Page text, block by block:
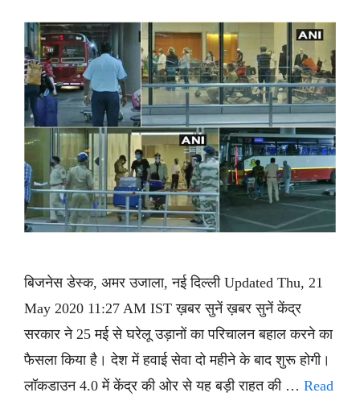
बिजनेस डेस्क, अमर उजाला, नई दिल्ली Updated Thu, 21
May 2020 11:27 AM IST ख़बर सुनें ख़बर सुनें केंद्र
सरकार ने 25 मई से घरेलू उड़ानों का परिचालन बहाल करने का
फैसला किया है। देश में हवाई सेवा दो महीने के बाद शुरू होगी।
लॉकडाउन 4.0 में केंद्र की ओर से यह बड़ी राहत की … Read